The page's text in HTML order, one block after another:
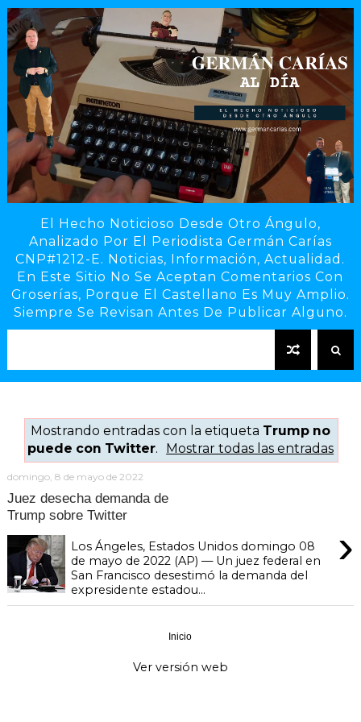
El Hecho Noticioso Desde Otro Ángulo,
Analizado Por El Periodista Germán Carías
CNP#1212-E. Noticias, Información, Actualidad.
En Este Sitio No Se Aceptan Comentarios Con
Groserías, Porque El Castellano Es Muy Amplio.
Siempre Se Revisan Antes De Publicar Alguno.
Mostrando entradas con la etiqueta Trump no
puede con Twitter. Mostrar todas las entradas
domingo, 8 de mayo de 2022
Juez desecha demanda de
Trump sobre Twitter
›
Los Ángeles, Estados Unidos domingo 08
de mayo de 2022 (AP) — Un juez federal en
San Francisco desestimó la demanda del
expresidente estadou...
Inicio
Ver versión web